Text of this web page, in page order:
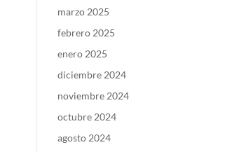
marzo 2025
febrero 2025
enero 2025
diciembre 2024
noviembre 2024
octubre 2024
agosto 2024